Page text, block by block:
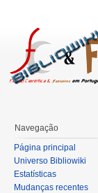
Navegação
Página principal
Universo Bibliowiki
Estatísticas
Mudanças recentes